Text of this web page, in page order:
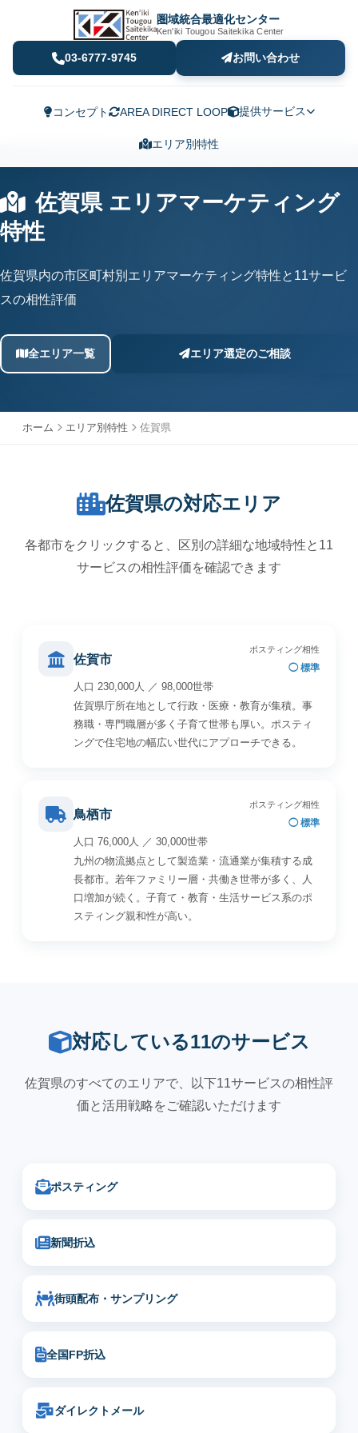
圏域統合最適化センター
Ken'iki Tougou Saitekika Center
03-6777-9745 お問い合わせ
コンセプト AREA DIRECT LOOP 提供サービス
エリア別特性
佐賀県 エリアマーケティング
特性
佐賀県内の市区町村別エリアマーケティング特性と11サービ
スの相性評価
全エリア一覧 エリア選定のご相談
ホーム エリア別特性 佐賀県
佐賀県の対応エリア
各都市をクリックすると、区別の詳細な地域特性と11
サービスの相性評価を確認できます
佐賀市
ポスティング相性
◯ 標準
人口 230,000人 ／ 98,000世帯
佐賀県庁所在地として行政・医療・教育が集積。事
務職・専門職層が多く子育て世帯も厚い。ポスティ
ングで住宅地の幅広い世代にアプローチできる。
鳥栖市
ポスティング相性
◯ 標準
人口 76,000人 ／ 30,000世帯
九州の物流拠点として製造業・流通業が集積する成
長都市。若年ファミリー層・共働き世帯が多く、人
口増加が続く。子育て・教育・生活サービス系のポ
スティング親和性が高い。
対応している11のサービス
佐賀県のすべてのエリアで、以下11サービスの相性評
価と活用戦略をご確認いただけます
ポスティング
新聞折込
街頭配布・サンプリング
全国FP折込
ダイレクトメール